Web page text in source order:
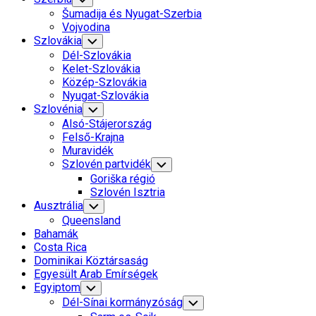
Child
Menu
Šumadija és Nyugat-Szerbia
Vojvodina
Szlovákia Toggle
Child
Menu
Dél-Szlovákia
Kelet-Szlovákia
Közép-Szlovákia
Nyugat-Szlovákia
Szlovénia Toggle
Child
Menu
Alsó-Stájerország
Felső-Krajna
Muravidék
Szlovén partvidék Toggle
Child
Menu
Goriška régió
Szlovén Isztria
Ausztrália Toggle
Child
Menu
Queensland
Bahamák
Costa Rica
Dominikai Köztársaság
Egyesült Arab Emírségek
Egyiptom Toggle
Child
Menu
Dél-Sínai kormányzóság Toggle
Child